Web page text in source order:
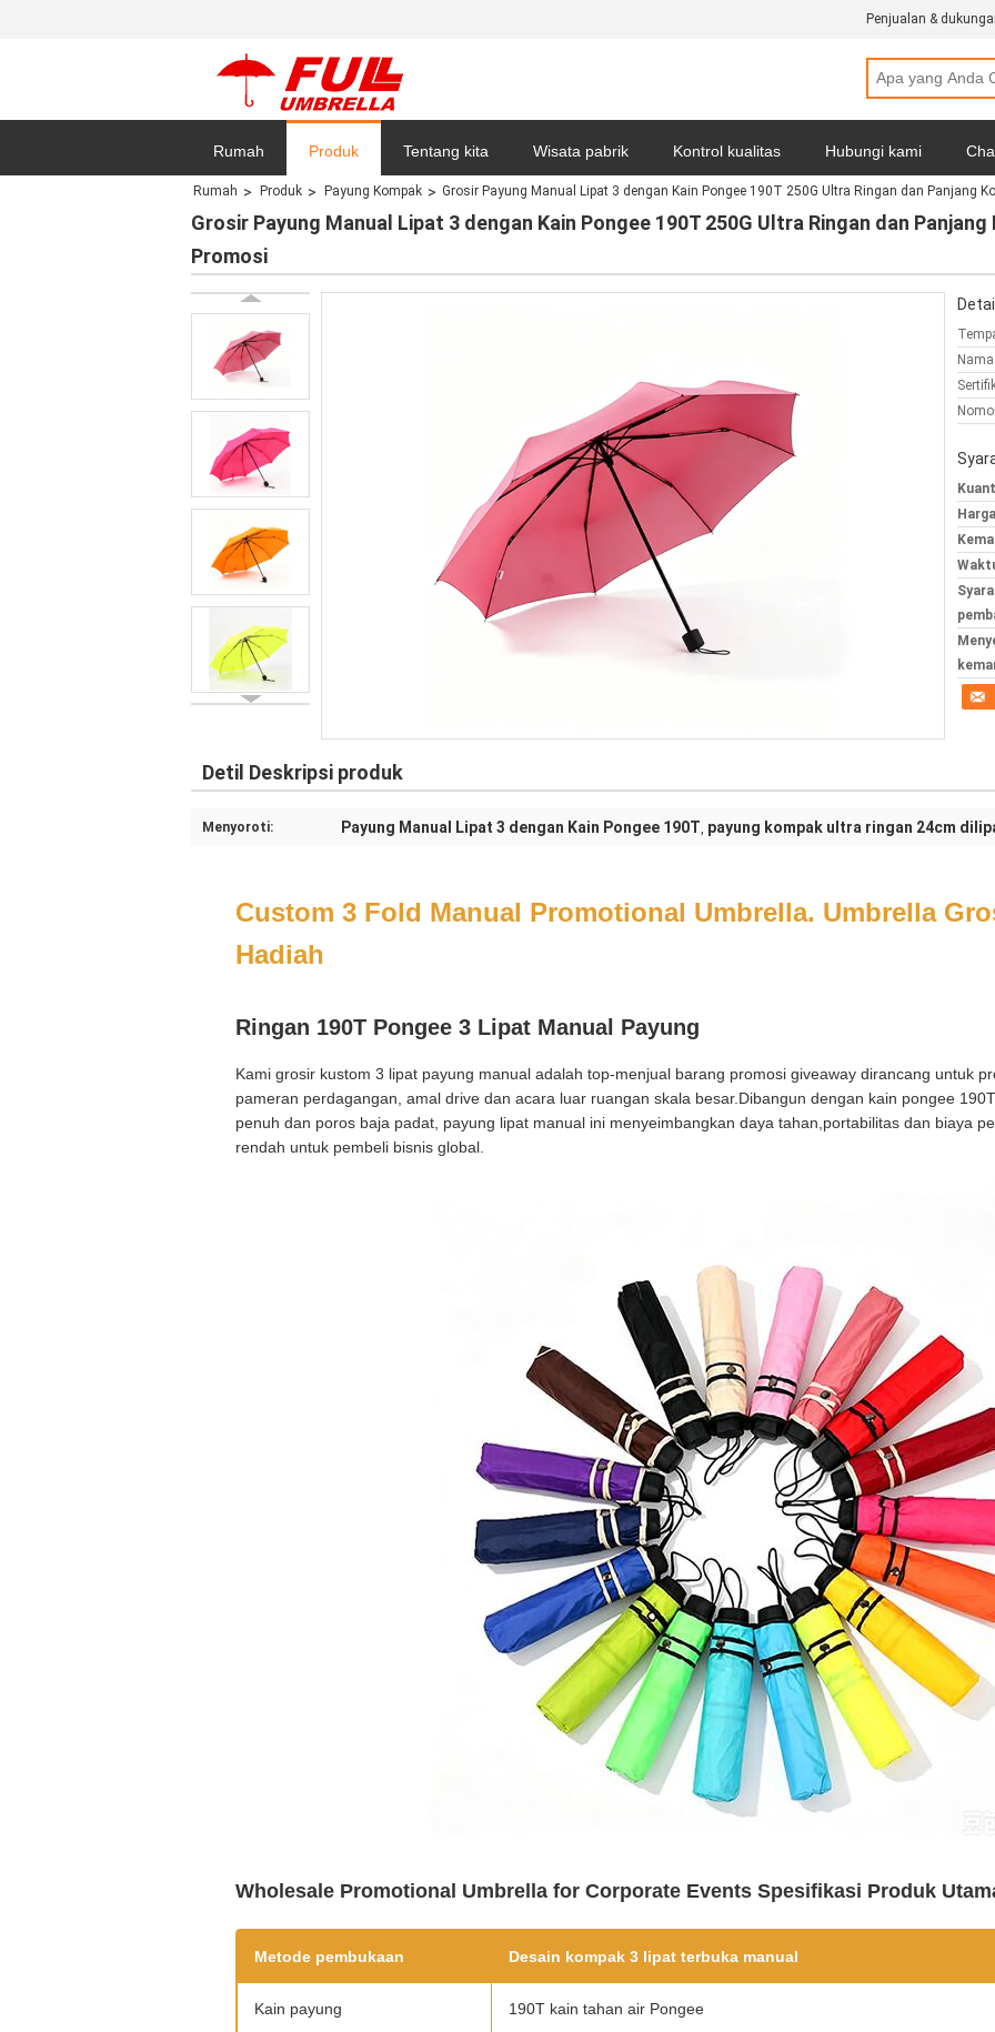
Penjualan &
Rumah Produk Tentang kita Wisata pabrik Kontrol kualitas Hubungi kami
Kebijakan pribadi Semua Kasus
Rumah Produk Payung Kompak Grosir Payung Manual Lipat 3 dengan Kain Pongee 190T 250G Ultra Ringan dan Panjang
Grosir Payung Manual Lipat 3 dengan Kain Pongee 190T 250G Ultra Ringan dan
Promosi
Detil Deskripsi produk
Menyoroti: Payung Manual Lipat 3 dengan Kain Pongee 190T, payung kompak ultra ringan 24cm
Custom 3 Fold Manual Promotional Umbrella. Umbrella
Hadiah
Ringan 190T Pongee 3 Lipat Manual Payung
Kami grosir kustom 3 lipat payung manual adalah top-menjual barang promosi giveaway dirancang untuk
pameran perdagangan, amal drive dan acara luar ruangan skala besar.Dibangun dengan kain pongee
penuh dan poros baja padat, payung lipat manual ini menyeimbangkan daya tahan,portabilitas dan biaya
rendah untuk pembeli bisnis global.
Wholesale Promotional Umbrella for Corporate Events Spesifikasi Produk
Metode pembukaan Desain kompak 3 lipat terbuka manual
Kain payung 190T kain tahan air Pongee